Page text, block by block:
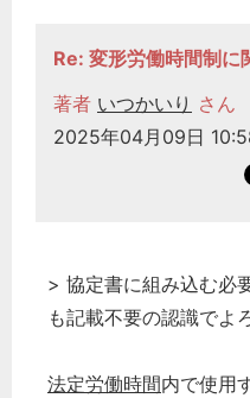
Re: 変形労働時間制に
著者 いつかいり さん
2025年04月09日
> 協定書に組み込む必
も記載不要の認識でよ
法定労働時間内で使用